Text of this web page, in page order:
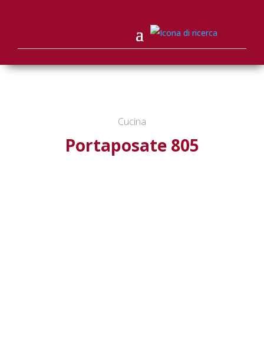
Cucina
Portaposate 805